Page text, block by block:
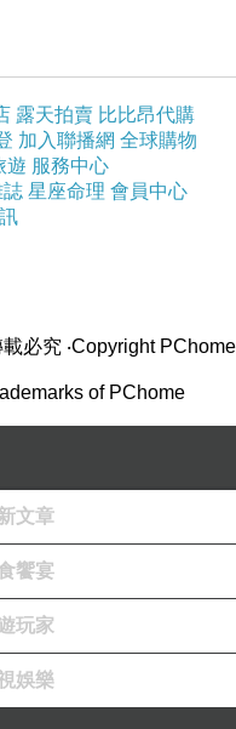
京師範大學中文
任北京師範大學中
《史記》研究會、
，中國散文學會副
記文學研究專家。
assp.php/vip--
來網路書局,博客來
博客來網路書店,
來書局,博客來售票
露天拍賣 比比昂代購
加入聯播網 全球購物
遊 服務中心
誌 星座命理 會員中心
載必究 ‧Copyright PChome
of PChome
文章
饗宴
玩家
娛樂